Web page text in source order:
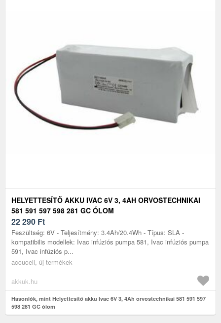
HELYETTESÍTŐ AKKU IVAC 6V 3, 4AH ORVOSTECHNIKAI
581 591 597 598 281 GC ÓLOM
22 290 Ft
Feszültség: 6V - Teljesítmény: 3.4Ah/20.4Wh - Típus: SLA -
kompatibilis modellek: Ivac infúziós pumpa 581, Ivac infúziós pumpa
591, Ivac infúziós p...
accucell, új termékek
akkuk.hu
Hasonlók, mint Helyettesítő akku Ivac 6V 3, 4Ah orvostechnikai 581 591 597
598 281 GC ólom